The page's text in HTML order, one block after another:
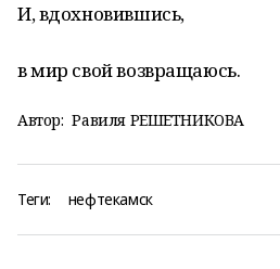
И, вдохновившись,
в мир свой возвращаюсь.
Автор: Равиля РЕШЕТНИКОВА
Теги: нефтекамск